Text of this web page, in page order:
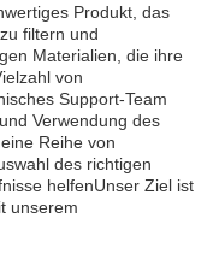
Produkt, das
filtern und
Materialien, die ihre
von
Support-Team
Verwendung des
Reihe von
des richtigen
helfenUnser Ziel ist
unserem